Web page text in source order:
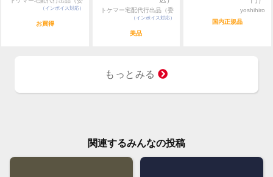
託販売）
（インボイス対応）
お買得
トケマー宅配代行出品（委
託販売）
（インボイス対応）
美品
yoshihiro
国内正規品
もっとみる
関連するみんなの投稿